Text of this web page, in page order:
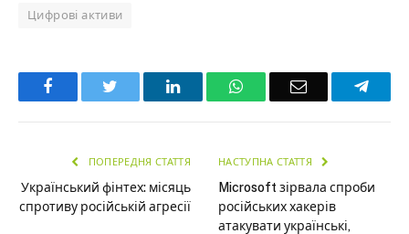
Цифрові активи
Facebook LinkedInWhatsAppEmail
ПОПЕРЕДНЯ СТАТТЯ
Український фінтех: місяць
спротиву російській агресії
НАСТУПНА СТАТТЯ
Microsoft зірвала спроби
російських хакерів
атакувати українські,